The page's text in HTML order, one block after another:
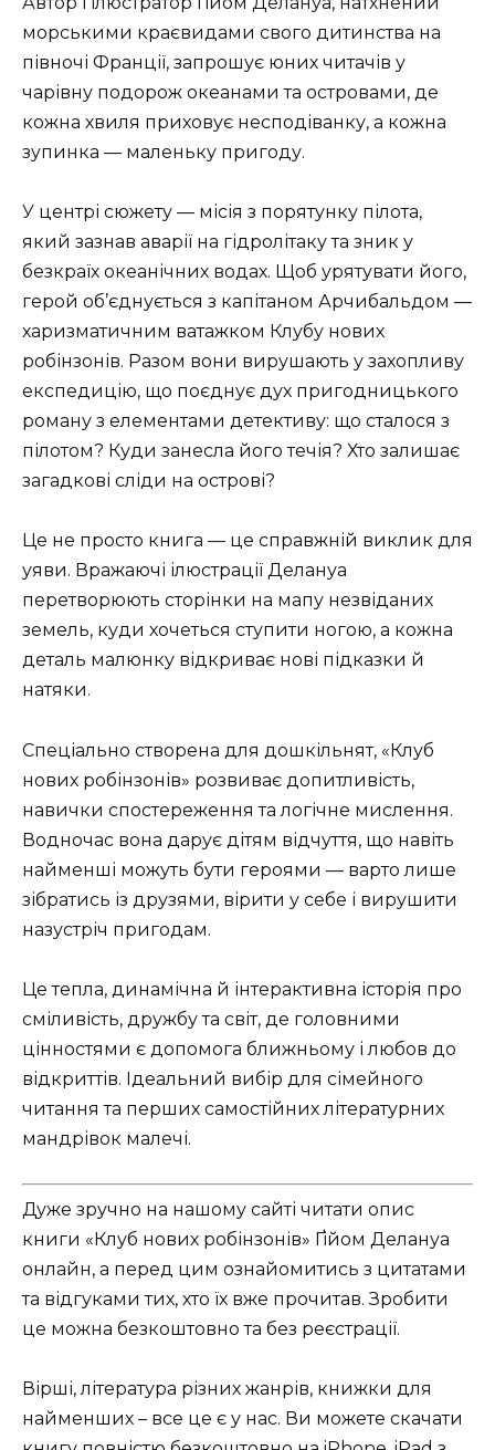
морськими краєвидами свого дитинства на
півночі Франції, запрошує юних читачів у
чарівну подорож океанами та островами, де
кожна хвиля приховує несподіванку, а кожна
зупинка — маленьку пригоду.
У центрі сюжету — місія з порятунку пілота,
який зазнав аварії на гідролітаку та зник у
безкраїх океанічних водах. Щоб урятувати його,
герой об’єднується з капітаном Арчибальдом —
харизматичним ватажком Клубу нових
робінзонів. Разом вони вирушають у захопливу
експедицію, що поєднує дух пригодницького
роману з елементами детективу: що сталося з
пілотом? Куди занесла його течія? Хто залишає
загадкові сліди на острові?
Це не просто книга — це справжній виклик для
уяви. Вражаючі ілюстрації Делануа
перетворюють сторінки на мапу незвіданих
земель, куди хочеться ступити ногою, а кожна
деталь малюнку відкриває нові підказки й
натяки.
Спеціально створена для дошкільнят, «Клуб
нових робінзонів» розвиває допитливість,
навички спостереження та логічне мислення.
Водночас вона дарує дітям відчуття, що навіть
найменші можуть бути героями — варто лише
зібратись із друзями, вірити у себе і вирушити
назустріч пригодам.
Це тепла, динамічна й інтерактивна історія про
сміливість, дружбу та світ, де головними
цінностями є допомога ближньому і любов до
відкриттів. Ідеальний вибір для сімейного
читання та перших самостійних літературних
мандрівок малечі.
Дуже зручно на нашому сайті читати опис
книги «Клуб нових робінзонів» Ґійом Делануа
онлайн, а перед цим ознайомитись з цитатами
та відгуками тих, хто їх вже прочитав. Зробити
це можна безкоштовно та без реєстрації.
Вірші, література різних жанрів, книжки для
найменших – все це є у нас. Ви можете скачати